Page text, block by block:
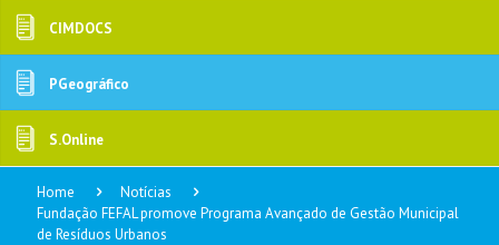
CIMDOCS
PGeográfico
S.Online
Home
Notícias
Fundação FEFAL promove Programa Avançado de Gestão Municipal
de Resíduos Urbanos